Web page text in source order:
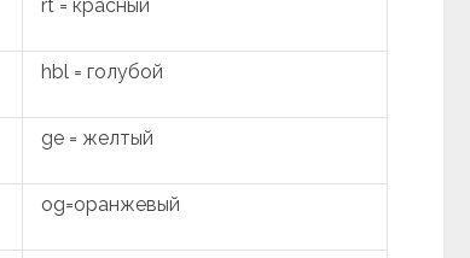
rt = красный
hbl = голубой
ge = желтый
og=оранжевый